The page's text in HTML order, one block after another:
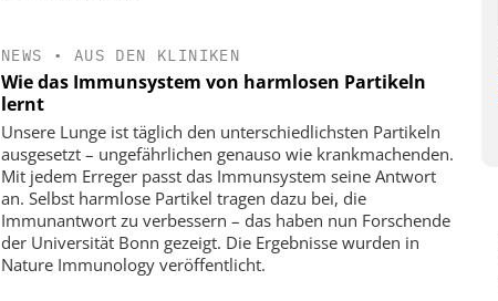
NEWS • AUS DEN KLINIKEN
Wie das Immunsystem von harmlosen Partikeln
lernt
Unsere Lunge ist täglich den unterschiedlichsten Partikeln
ausgesetzt – ungefährlichen genauso wie krankmachenden.
Mit jedem Erreger passt das Immunsystem seine Antwort
an. Selbst harmlose Partikel tragen dazu bei, die
Immunantwort zu verbessern – das haben nun Forschende
der Universität Bonn gezeigt. Die Ergebnisse wurden in
Nature Immunology veröffentlicht.